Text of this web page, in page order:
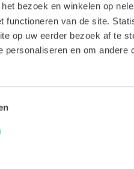
bezoek en winkelen op
van de site.
op uw eerder bezoek af te
en om andere
VINDEN: